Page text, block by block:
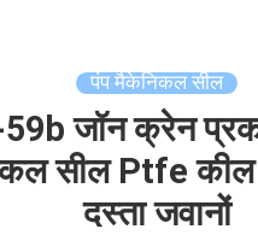
पंप मैकेनिकल सील
जॉन क्रेन
सील Ptfe
दस्ता जवानों